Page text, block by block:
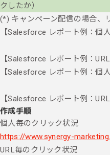
クしたか）
(*) キャンペーン配信の場合、
【Salesforce レポート例：個
【Salesforce レポート例：
【Salesforce レポート例：個
【Salesforce レポート例：
作成手順
個人毎のクリック状況
https://www.synergy-
URL毎のクリック状況